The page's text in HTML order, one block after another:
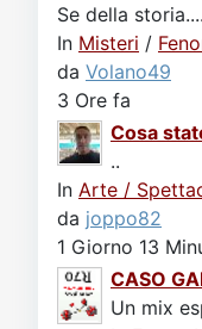
Se della
In Misteri /
da Volano49
3 Ore fa
Cosa
..
In Arte /
da joppo82
1 Giorno 13
CASO
Un mix